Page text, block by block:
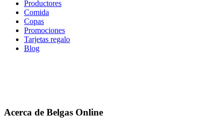
Productores
Comida
Copas
Promociones
Tarjetas regalo
Blog
Acerca de Belgas Online